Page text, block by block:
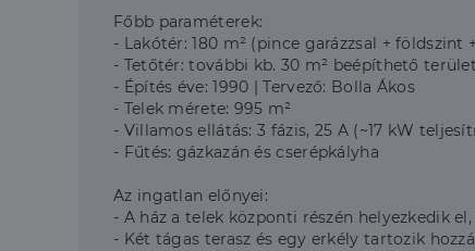
Főbb paraméterek:
- Lakótér: 180 m² (pince garázzsal + földszint
- Tetőtér: további kb. 30 m² beépíthető terület
- Építés éve: 1990 | Tervező: Bolla Ákos
- Telek mérete: 995 m²
- Villamos ellátás: 3 fázis, 25 A (~17 kW
- Fűtés: gázkazán és cserépkályha
Az ingatlan előnyei:
- A ház a telek központi részén helyezkedik
- Két tágas terasz és egy erkély tartozik